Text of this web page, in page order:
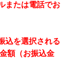
または電話でお
込を選択される
額（お振込金